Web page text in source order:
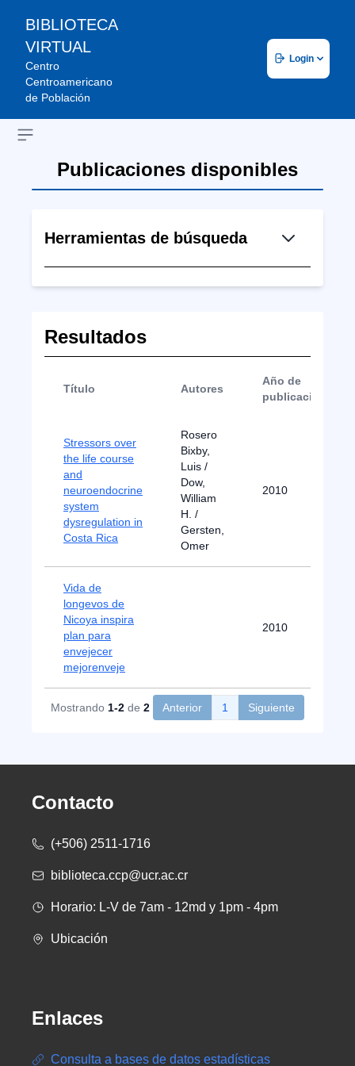
BIBLIOTECA
VIRTUAL
Centro
Centroamericano
de Población
Login
Open sidebar
Publicaciones disponibles
Herramientas de búsqueda
Resultados
Título Autores
Año de
publicación
Stressors over
the life course
and
neuroendocrine
system
dysregulation in
Costa Rica
Rosero
Bixby,
Luis /
Dow,
William
H. /
Gersten,
Omer
2010
Vida de
longevos de
Nicoya inspira
plan para
envejecer
mejorenveje
2010
Mostrando 1-2 de 2 Anterior 1 Siguiente
Contacto
(+506) 2511-1716
biblioteca.ccp@ucr.ac.cr
Horario: L-V de 7am - 12md y 1pm - 4pm
Ubicación
Enlaces
Consulta a bases de datos estadísticas